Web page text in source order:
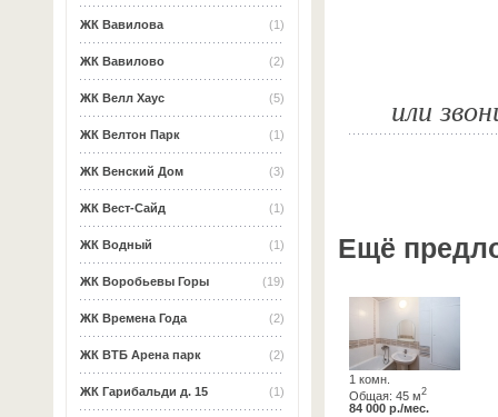
(1)
ЖК Вавилова
(2)
ЖК Вавилово
(5)
ЖК Велл Хаус
(1)
ЖК Велтон Парк
(3)
ЖК Венский Дом
(1)
ЖК Вест-Сайд
(1)
ЖК Водный
(19)
ЖК Воробьевы Горы
(2)
ЖК Времена Года
(2)
ЖК ВТБ Арена парк
(1)
ЖК Гарибальди д. 15
или
Ещё
1 комн.
Общая: 45 м2
84 000 р./мес.